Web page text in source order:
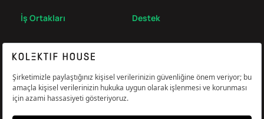
İş Ortakları Destek